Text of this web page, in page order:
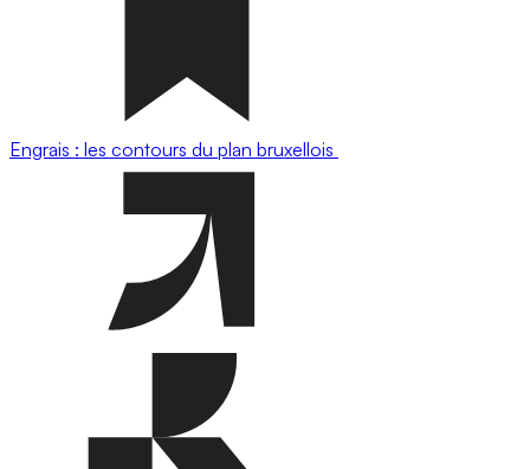
Engrais : les contours du plan bruxellois